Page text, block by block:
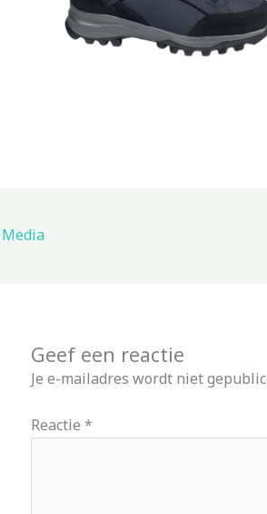
Geef een reactie
Je e-mailadres wordt niet
Reactie *